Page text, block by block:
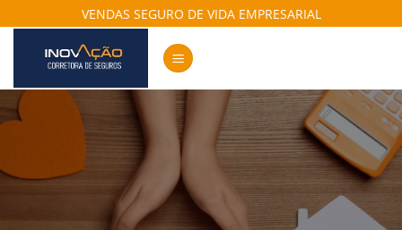
to
content
VENDAS SEGURO DE VIDA EMPRESARIAL